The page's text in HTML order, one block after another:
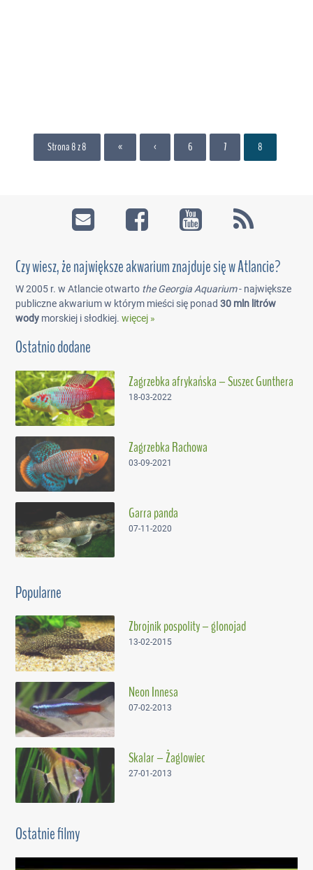
Strona 8 z 8 « ‹ 6 7 8
Czy wiesz, że największe akwarium znajduje się w Atlancie?
W 2005 r. w Atlancie otwarto the Georgia Aquarium- największe
publiczne akwarium w którym mieści się ponad30 mln litrów
wody morskiej i słodkiej.więcej »
Ostatnio dodane
Zagrzebka afrykańska – Suszec Gunthera
18-03-2022
Zagrzebka Rachowa
03-09-2021
Garra panda
07-11-2020
Popularne
Zbrojnik pospolity – glonojad
13-02-2015
Neon Innesa
07-02-2013
Skalar – Żaglowiec
27-01-2013
Ostatnie filmy